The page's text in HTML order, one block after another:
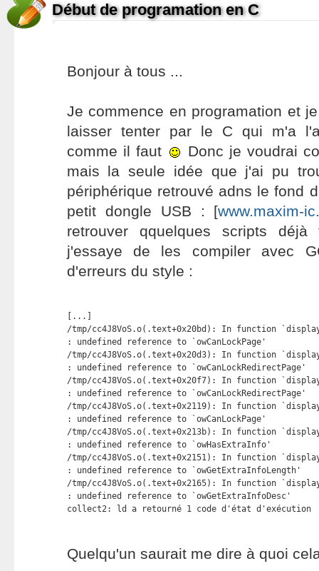
Début de programation en C
Bonjour à tous ...
Je commence en programation et
laisser tenter par le C qui m'a
comme il faut
Donc je voudrai
mais la seule idée que j'ai pu
périphérique retrouvé adns le fond
petit dongle USB : [www.maxim-
retrouver qquelques scripts
j'essaye de les compiler avec
d'erreurs du style :
[...]
/tmp/cc4J8VoS.o(.text+0x20bd): In function
: undefined reference to `owCanLockPage'
/tmp/cc4J8VoS.o(.text+0x20d3): In function
: undefined reference to `owCanLockRedirectPage'
/tmp/cc4J8VoS.o(.text+0x20f7): In function
: undefined reference to `owCanLockRedirectPage'
/tmp/cc4J8VoS.o(.text+0x2119): In function
: undefined reference to `owCanLockPage'
/tmp/cc4J8VoS.o(.text+0x213b): In function
: undefined reference to `owHasExtraInfo'
/tmp/cc4J8VoS.o(.text+0x2151): In function
: undefined reference to `owGetExtraInfoLength'
/tmp/cc4J8VoS.o(.text+0x2165): In function
: undefined reference to `owGetExtraInfoDesc'
collect2: ld a retourné 1 code d'état d'exécution
Quelqu'un saurait me dire à quoi